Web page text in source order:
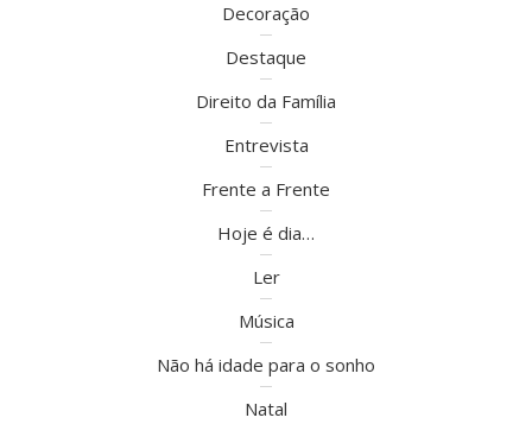
Decoração
Destaque
Direito da Família
Entrevista
Frente a Frente
Hoje é dia…
Ler
Música
Não há idade para o sonho
Natal